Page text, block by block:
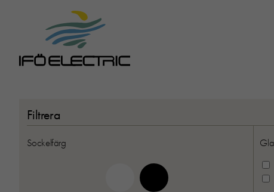
Filtrera
Sockelfärg